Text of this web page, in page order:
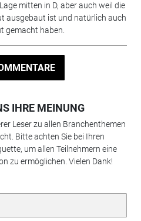
mitten in D, aber auch weil die
ausgebaut ist und natürlich auch
gemacht haben.
IHRE MEINUNG
Leser zu allen Branchenthemen
Bitte achten Sie bei Ihren
um allen Teilnehmern eine
zu ermöglichen. Vielen Dank!